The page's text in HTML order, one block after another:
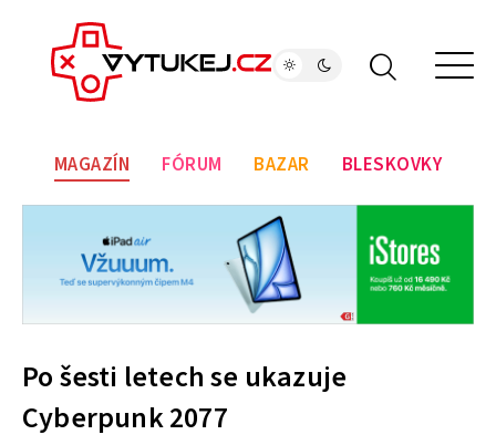
MAGAZÍN FÓRUM BAZAR BLESKOVKY
Po šesti letech se ukazuje
Cyberpunk 2077